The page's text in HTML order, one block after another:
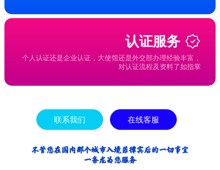
认证服务
个人认证还是企业认证，大使馆还是外交部办理经验丰富，
对认证流程及资料了如指掌
联系我们 在线客服